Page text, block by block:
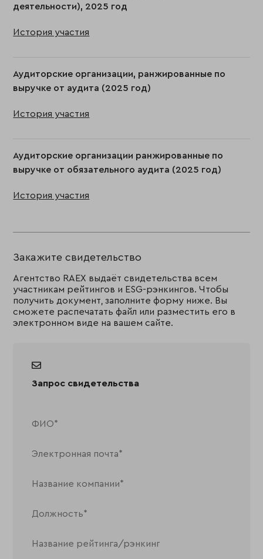
деятельности), 2025 год
История участия
Аудиторские организации, ранжированные по
выручке от аудита (2025 год)
История участия
Аудиторские организации ранжированные по
выручке от обязательного аудита (2025 год)
История участия
Закажите свидетельство
Агентство RAEX выдаёт свидетельства всем
участникам рейтингов и ESG-рэнкингов. Чтобы
получить документ, заполните форму ниже. Вы
сможете распечатать файл или разместить его в
электронном виде на вашем сайте.
Запрос свидетельства